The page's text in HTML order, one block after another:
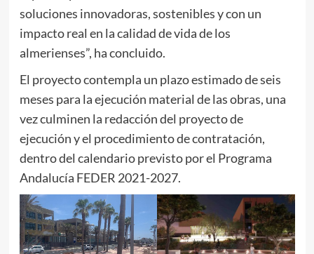
soluciones innovadoras, sostenibles y con un
impacto real en la calidad de vida de los
almerienses”, ha concluido.
El proyecto contempla un plazo estimado de seis
meses para la ejecución material de las obras, una
vez culminen la redacción del proyecto de
ejecución y el procedimiento de contratación,
dentro del calendario previsto por el Programa
Andalucía FEDER 2021-2027.